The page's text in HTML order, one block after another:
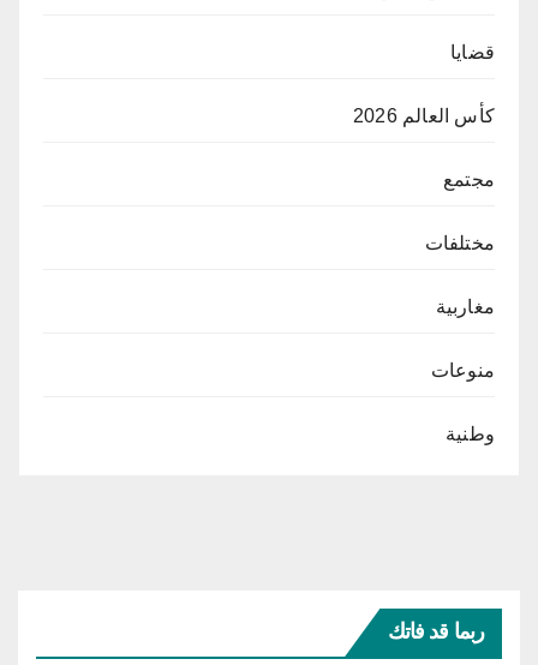
قضايا
كأس العالم 2026
مجتمع
مختلفات
مغاربية
منوعات
وطنية
ربما قد فاتك